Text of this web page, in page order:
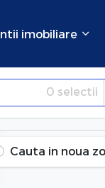
imobiliare
0 selectii
de vanzare
Cauta in noua